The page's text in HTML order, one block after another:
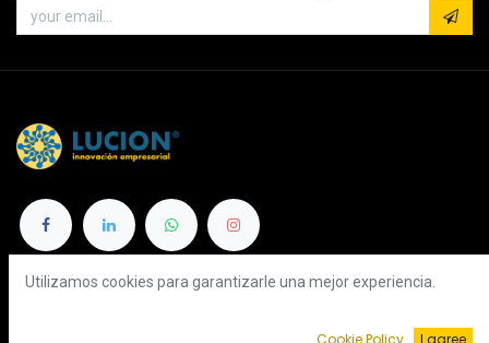
Categorías
Utilizamos cookies para garantizarle una mejor experiencia.
Cookie Policy I agree